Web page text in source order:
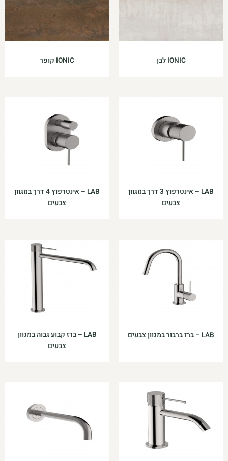
IONIC לבן IONIC קופר
LAB – אינטרפוץ 3 דרך במגוון
צבעים
LAB – אינטרפוץ 4 דרך במגוון
צבעים
LAB – ברז ברבור במגוון צבעים
LAB – ברז קבוע גבוה במגוון
צבעים